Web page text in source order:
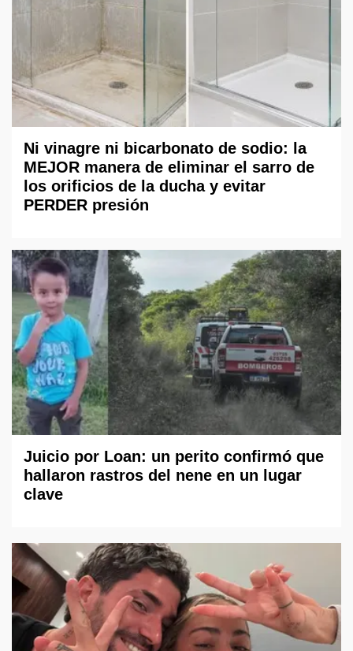
Ni vinagre ni bicarbonato de sodio: la
MEJOR manera de eliminar el sarro de
los orificios de la ducha y evitar
PERDER presión
Juicio por Loan: un perito confirmó que
hallaron rastros del nene en un lugar
clave